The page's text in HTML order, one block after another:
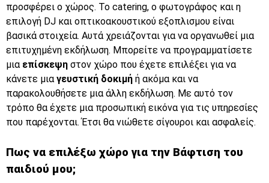
προσφέρει ο χώρος. Το catering, ο φωτογράφος και η
επιλογή DJ και οπτικοακουστικού εξοπλισμου είναι
βασικά στοιχεία. Αυτά χρειάζονται για να οργανωθεί μια
επιτυχημένη εκδήλωση. Μπορείτε να προγραμματίσετε
μια επίσκεψη στον χώρο που έχετε επιλέξει για να
κάνετε μια γευστική δοκιμή ή ακόμα και να
παρακολουθήσετε μια άλλη εκδήλωση. Με αυτό τον
τρόπο θα έχετε μια προσωπική εικόνα για τις υπηρεσίες
που παρέχονται. Έτσι θα νιώθετε σίγουροι και ασφαλείς.
Πως να επιλέξω χώρο για την Βάφτιση του
παιδιού μου;